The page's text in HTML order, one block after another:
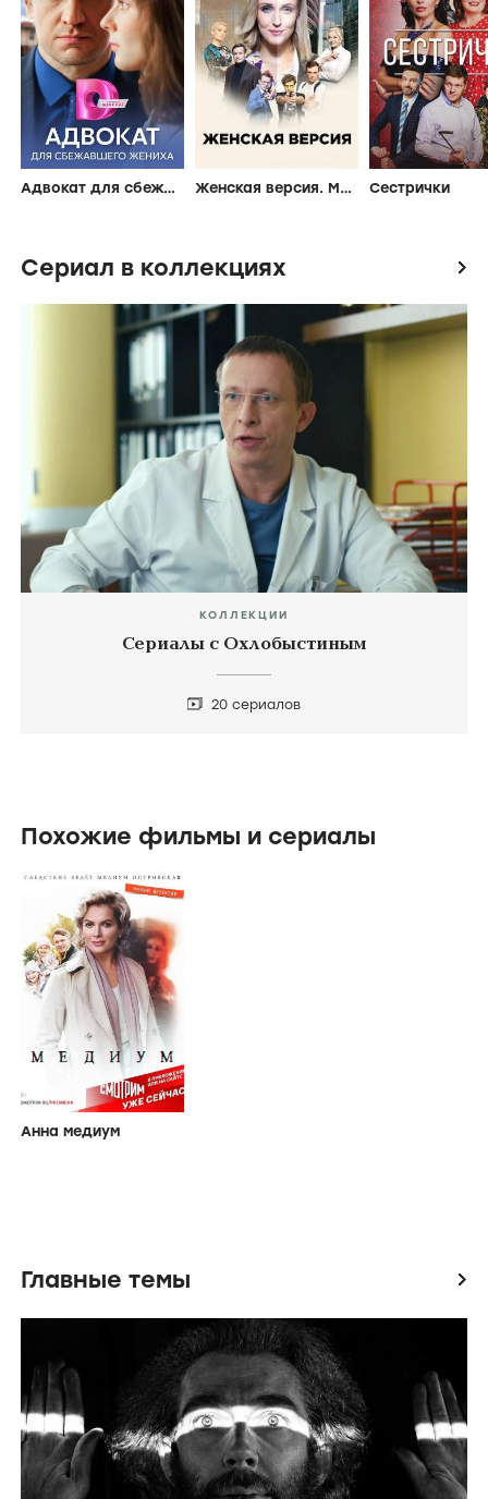
Адвокат для сбежавшего жениха Женская версия. Мышеловка Сестрички
Сериал в коллекциях icon
КОЛЛЕКЦИИ
Сериалы с Охлобыстиным
20 сериалов
Похожие фильмы и сериалы
Анна медиум
Главные темы icon